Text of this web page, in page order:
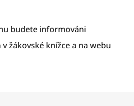
budete informováni
žákovské knížce a na webu